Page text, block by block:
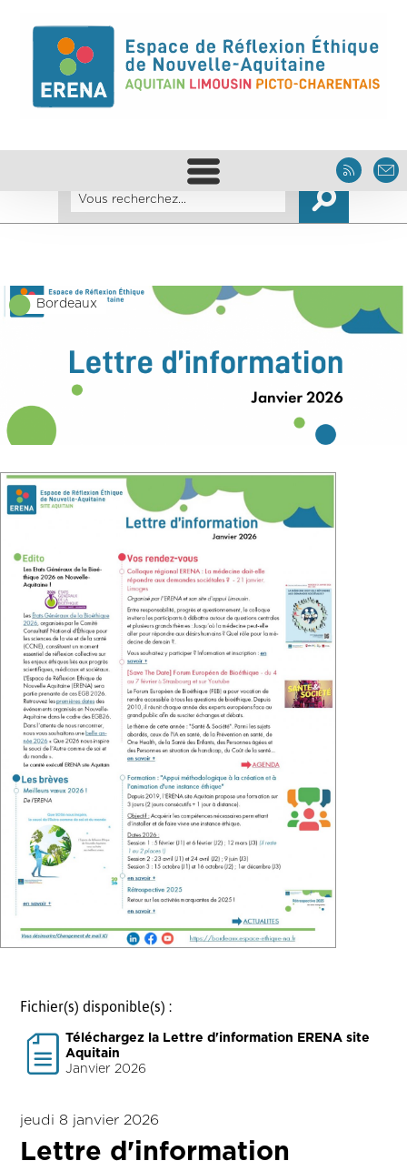
Bordeaux
Fichier(s) disponible(s) :
Téléchargez la Lettre d'information ERENA site
Aquitain
Janvier 2026
jeudi 8 janvier 2026
Lettre d'information